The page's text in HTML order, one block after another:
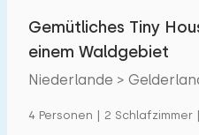
Gemütliches Tiny
einem Waldgebiet
Niederlande >
4 Personen | 2 Schlafzimmer